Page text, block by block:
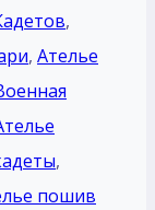
,
, Ателье
,
пошив